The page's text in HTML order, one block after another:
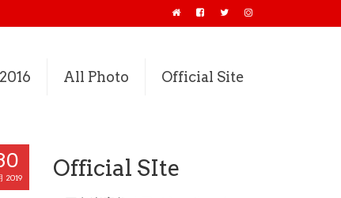
2016 All Photo Official Site
2019 Official SIte